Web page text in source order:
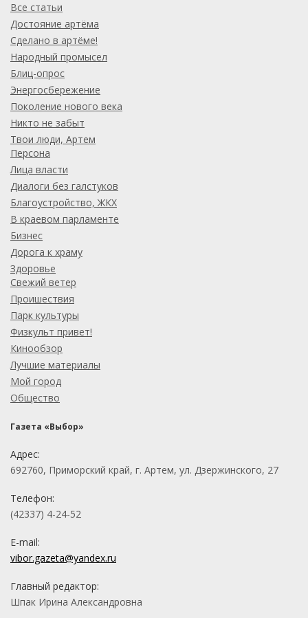
Все статьи
Достояние артёма
Сделано в артёме!
Народный промысел
Блиц-опрос
Энергосбережение
Поколение нового века
Никто не забыт
Твои люди, Артем
Персона
Лица власти
Диалоги без галстуков
Благоустройство, ЖКХ
В краевом парламенте
Бизнес
Дорога к храму
Здоровье
Свежий ветер
Проишествия
Парк культуры
Физкульт привет!
Кинообзор
Лучшие материалы
Мой город
Общество
Газета «Выбор»
Адрес:
692760, Приморский край, г. Артем, ул. Дзержинского, 27
Телефон:
(42337) 4-24-52
E-mail:
vibor.gazeta@yandex.ru
Главный редактор:
Шпак Ирина Александровна